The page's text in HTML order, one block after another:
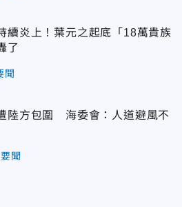
續炎上！葉元之起底「18萬貴族
了
聞
陸方包圍 海委會：人道避風不
要聞